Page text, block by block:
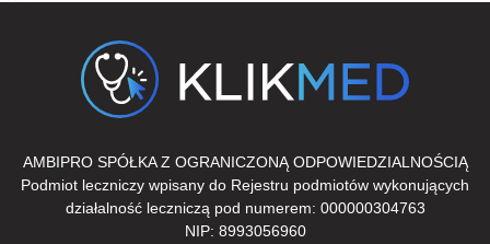
AMBIPRO SPÓŁKA Z OGRANICZONĄ ODPOWIEDZIALNOŚCIĄ
Podmiot leczniczy wpisany do Rejestru podmiotów wykonujących
działalność leczniczą pod numerem: 000000304763
NIP: 8993056960